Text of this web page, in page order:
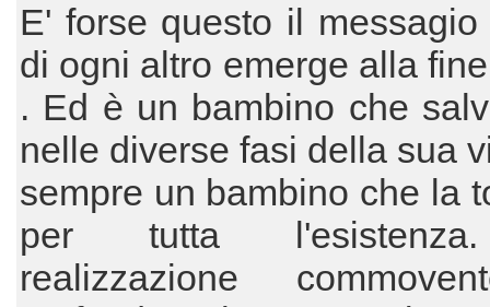
E' forse questo il
di ogni altro emerge alla
. Ed è un bambino che
nelle diverse fasi della sua
sempre un bambino che la
per tutta
realizzazione